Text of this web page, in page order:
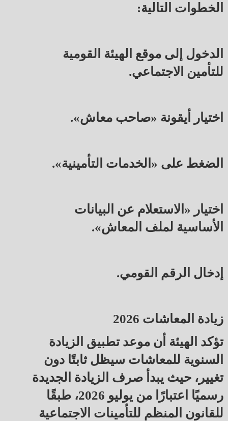
الخطوات التالية:
الدخول إلى موقع الهيئة القومية
للتأمين الاجتماعي.
اختيار أيقونة «صاحب معاش».
الضغط على «الخدمات التأمينية».
اختيار «الاستعلام عن البيانات
الأساسية لملف المعاش».
إدخال الرقم القومي.
زيادة المعاشات 2026
تؤكد الهيئة أن موعد تطبيق الزيادة
السنوية للمعاشات سيظل ثابتًا دون
تغيير، حيث يبدأ صرف الزيادة الجديدة
رسميًا اعتبارًا من يوليو 2026، طبقًا
للقانون المنظم للتأمينات الاجتماعية